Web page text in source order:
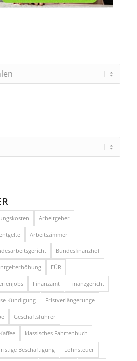
Arbeitgeber
Arbeitszimmer
Bundesfinanzhof
EÜR
Finanzamt Finanzgericht
Kündigung Fristverlängerunge
Geschäftsführer
Kaffee klassisches Fahrtenbuch
Beschäftigung Lohnsteuer